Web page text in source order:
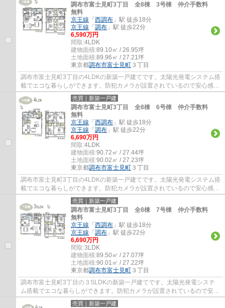
調布市富士見町3丁目 全8棟 3号棟 仲介手数料
無料
京王線 「 西調布 」駅 徒歩18分
京王線 「 調布 」駅 徒歩22分
6,590万円
間取:4LDK
建物面積:89.10㎡ / 26.95坪
土地面積:89.96㎡ / 27.21坪
東京都調布市富士見町 ３丁目
調布市富士見町3丁目の4LDKの新築一戸建てです。太陽光発電システム搭
載でエコな暮らしができます。防犯カメラが設置されているので安心感が
あります。調布市でお住まいをお探しなら多...
売買｜新築一戸建
調布市富士見町3丁目 全8棟 6号棟 仲介手数料
無料
京王線 「 西調布 」駅 徒歩18分
京王線 「 調布 」駅 徒歩22分
6,690万円
間取:4LDK
建物面積:90.72㎡ / 27.44坪
土地面積:90.02㎡ / 27.23坪
東京都調布市富士見町 ３丁目
調布市富士見町3丁目の4LDKの新築一戸建てです。太陽光発電システム搭
載でエコな暮らしができます。防犯カメラが設置されているので安心感が
あります。調布市でお住まいをお探しなら多...
売買｜新築一戸建
調布市富士見町3丁目 全8棟 7号棟 仲介手数料
無料
京王線 「 西調布 」駅 徒歩18分
京王線 「 調布 」駅 徒歩22分
6,690万円
間取:3LDK
建物面積:89.50㎡ / 27.07坪
土地面積:90.01㎡ / 27.22坪
東京都調布市富士見町 ３丁目
調布市富士見町3丁目の３SLDKの新築一戸建てです。太陽光発電システ
ム搭載でエコな暮らしができます。防犯カメラが設置されているので安心
感があります。調布市でお住まいをお探しなら...
売買｜新築一戸建